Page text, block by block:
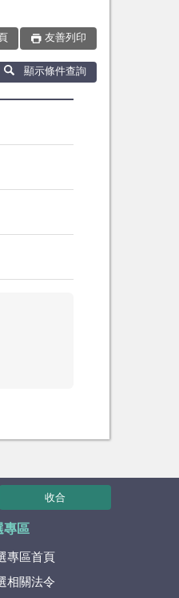
友善列印
顯示條件查詢
收合
專區
專區首頁
相關法令